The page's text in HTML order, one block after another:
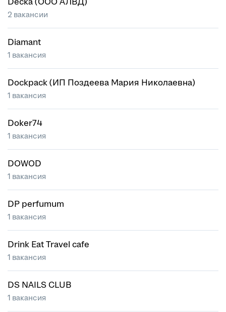
2 вакансии
Diamant
1 вакансия
Dockpack (ИП Поздеева Мария Николаевна)
1 вакансия
Doker74
1 вакансия
DOWOD
1 вакансия
DP perfumum
1 вакансия
Drink Eat Travel cafe
1 вакансия
DS NAILS CLUB
1 вакансия